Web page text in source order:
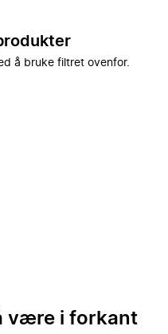
å bruke filtret ovenfor.
være i forkant